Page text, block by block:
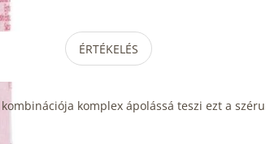
ÉRTÉKELÉS
komplex ápolássá teszi ezt a